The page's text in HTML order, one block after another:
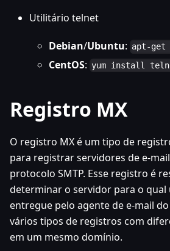
Utilitário telnet
Debian/Ubuntu: apt-
CentOS: yum install
Registro MX
O registro MX é um tipo de
para registrar servidores de e-
protocolo SMTP. Esse registro é
determinar o servidor para o qual
entregue pelo agente de e-mail
vários tipos de registros com
em um mesmo domínio.